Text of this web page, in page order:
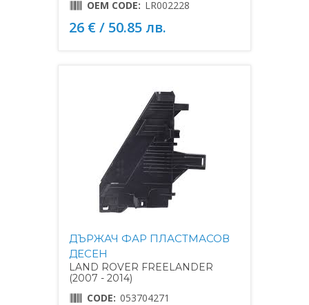
OEM CODE: LR002228
26 € / 50.85 лв.
ДЪРЖАЧ ФАР ПЛАСТМАСОВ
ДЕСЕН
LAND ROVER FREELANDER
(2007 - 2014)
CODE: 053704271